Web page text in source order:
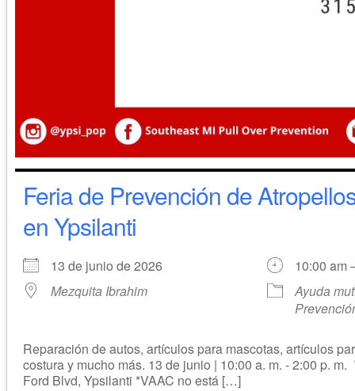
Feria de Prevención de
en Ypsilanti
13 de junio de 2026
10:00 am
Mezquita Ibrahim
Ayuda
Reparación de autos, artículos para mascotas, artículos
costura y mucho más. 13 de junio | 10:00 a. m. - 2:00 p. m.
Ford Blvd, Ypsilanti *VAAC no está […]